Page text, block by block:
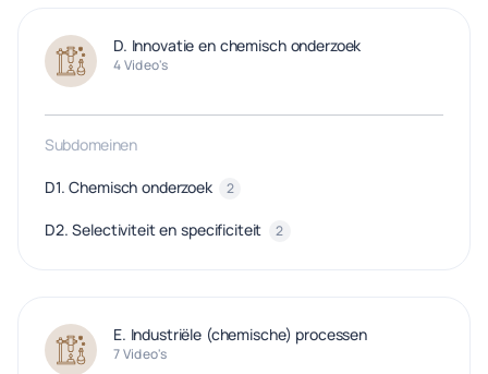
D. Innovatie en chemisch onderzoek
4 Video's
Subdomeinen
D1. Chemisch onderzoek 2
D2. Selectiviteit en specificiteit 2
E. Industriële (chemische) processen
7 Video's